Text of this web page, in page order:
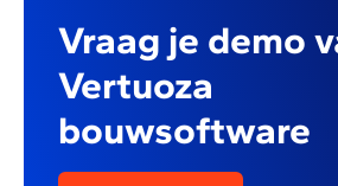
Vraag je demo
Vertuoza
bouwsoftware